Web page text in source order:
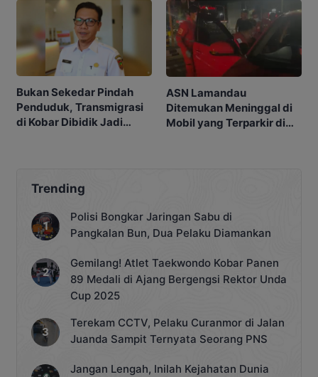
Bukan Sekedar Pindah
Penduduk, Transmigrasi
di Kobar Dibidik Jadi
ASN Lamandau
Ditemukan Meninggal di
Mobil yang Terparkir di
Trending
Polisi Bongkar Jaringan Sabu di
Pangkalan Bun, Dua Pelaku Diamankan
Gemilang! Atlet Taekwondo Kobar Panen
89 Medali di Ajang Bergengsi Rektor Unda
Cup 2025
Terekam CCTV, Pelaku Curanmor di Jalan
Juanda Sampit Ternyata Seorang PNS
Jangan Lengah, Inilah Kejahatan Dunia